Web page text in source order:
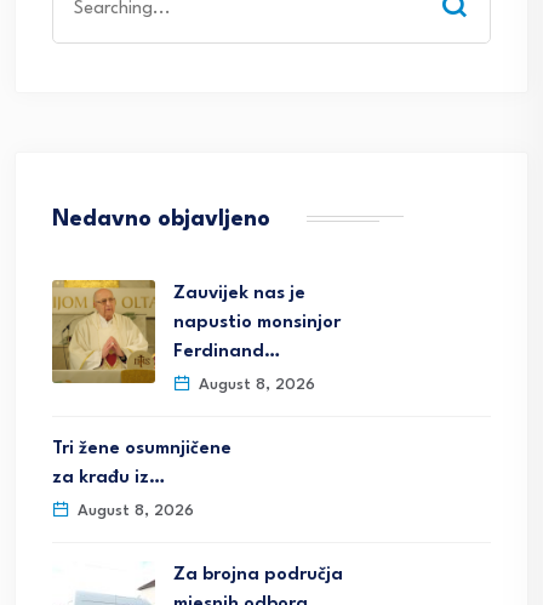
for:
Nedavno objavljeno
Zauvijek nas je
napustio monsinjor
Ferdinand…
August 8, 2026
Tri žene osumnjičene
za krađu iz…
August 8, 2026
Za brojna područja